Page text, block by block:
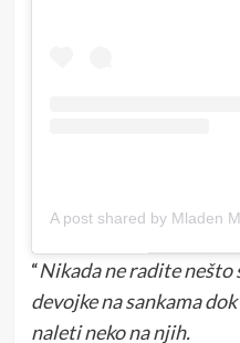
A post shared by Mladen
“Nikada ne radite nešto
devojke na sankama dok
naleti neko na njih.